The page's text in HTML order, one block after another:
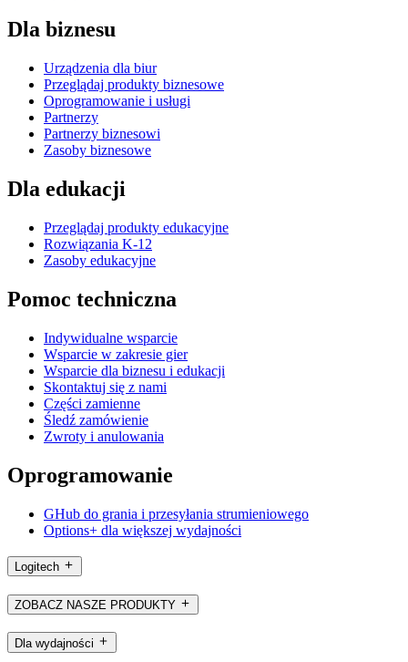
Dla biznesu
Urządzenia dla biur
Przeglądaj produkty biznesowe
Oprogramowanie i usługi
Partnerzy
Partnerzy biznesowi
Zasoby biznesowe
Dla edukacji
Przeglądaj produkty edukacyjne
Rozwiązania K-12
Zasoby edukacyjne
Pomoc techniczna
Indywidualne wsparcie
Wsparcie w zakresie gier
Wsparcie dla biznesu i edukacji
Skontaktuj się z nami
Części zamienne
Śledź zamówienie
Zwroty i anulowania
Oprogramowanie
GHub do grania i przesyłania strumieniowego
Options+ dla większej wydajności
Logitech
ZOBACZ NASZE PRODUKTY
Dla wydajności